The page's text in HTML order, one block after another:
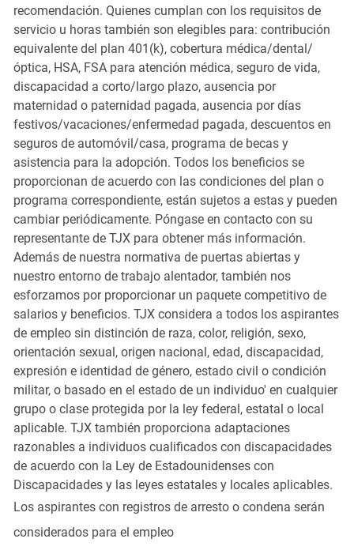
recomendación. Quienes cumplan con los requisitos de
servicio u horas también son elegibles para: contribución
equivalente del plan 401(k), cobertura médica/dental/
óptica, HSA, FSA para atención médica, seguro de vida,
discapacidad a corto/largo plazo, ausencia por
maternidad o paternidad pagada, ausencia por días
festivos/vacaciones/enfermedad pagada, descuentos en
seguros de automóvil/casa, programa de becas y
asistencia para la adopción. Todos los beneficios se
proporcionan de acuerdo con las condiciones del plan o
programa correspondiente, están sujetos a estas y pueden
cambiar periódicamente. Póngase en contacto con su
representante de TJX para obtener más información.
Además de nuestra normativa de puertas abiertas y
nuestro entorno de trabajo alentador, también nos
esforzamos por proporcionar un paquete competitivo de
salarios y beneficios. TJX considera a todos los aspirantes
de empleo sin distinción de raza, color, religión, sexo,
orientación sexual, origen nacional, edad, discapacidad,
expresión e identidad de género, estado civil o condición
militar, o basado en el estado de un individuo' en cualquier
grupo o clase protegida por la ley federal, estatal o local
aplicable. TJX también proporciona adaptaciones
razonables a individuos cualificados con discapacidades
de acuerdo con la Ley de Estadounidenses con
Discapacidades y las leyes estatales y locales aplicables.
Los aspirantes con registros de arresto o condena serán
considerados para el empleo